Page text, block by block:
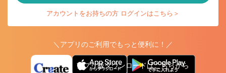
アカウントをお持ちの方 ログインはこちら＞
＼アプリのご利用でもっと便利に！／
アプリ版ダウンロードはこちらから